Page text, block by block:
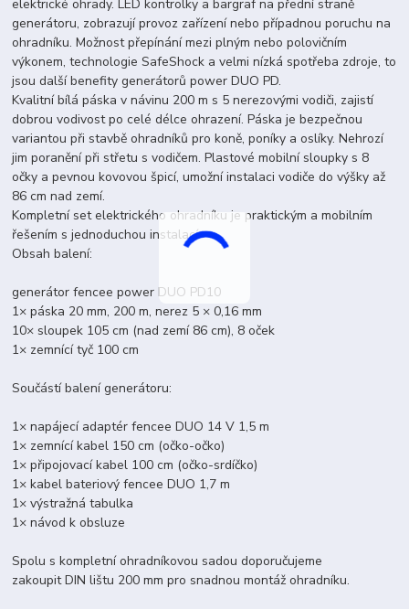
elektrické ohrady. LED kontrolky a bargraf na přední straně
generátoru, zobrazují provoz zařízení nebo případnou poruchu na
ohradníku. Možnost přepínání mezi plným nebo polovičním
výkonem, technologie SafeShock a velmi nízká spotřeba zdroje, to
jsou další benefity generátorů power DUO PD.
Kvalitní bílá páska v návinu 200 m s 5 nerezovými vodiči, zajistí
dobrou vodivost po celé délce ohrazení. Páska je bezpečnou
variantou při stavbě ohradníků pro koně, poníky a oslíky. Nehrozí
jim poranění při střetu s vodičem. Plastové mobilní sloupky s 8
očky a pevnou kovovou špicí, umožní instalaci vodiče do výšky až
86 cm nad zemí.
Kompletní set elektrického ohradníku je praktickým a mobilním
řešením s jednoduchou instalací.
Obsah balení:
generátor fencee power DUO PD10
1× páska 20 mm, 200 m, nerez 5 × 0,16 mm
10× sloupek 105 cm (nad zemí 86 cm), 8 oček
1× zemnící tyč 100 cm
Součástí balení generátoru:
1× napájecí adaptér fencee DUO 14 V 1,5 m
1× zemnící kabel 150 cm (očko-očko)
1× připojovací kabel 100 cm (očko-srdíčko)
1× kabel bateriový fencee DUO 1,7 m
1× výstražná tabulka
1× návod k obsluze
Spolu s kompletní ohradníkovou sadou doporučujeme
zakoupit DIN lištu 200 mm pro snadnou montáž ohradníku.